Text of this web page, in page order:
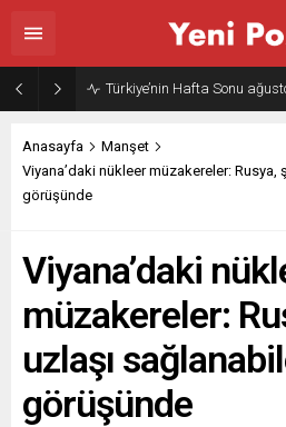
Gazze’nin geleceği:
Anasayfa
Manşet
Viyana’daki nükleer müzakereler:
görüşünde
Viyana’daki
müzakereler:
uzlaşı
görüşünde